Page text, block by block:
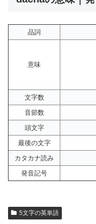
品詞
意味
文字数
音節数
頭文字
最後の文字
カタカナ読み
発音記号
5文字の英単語